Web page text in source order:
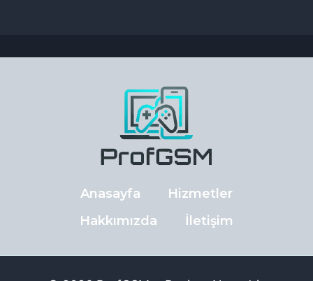
Anasayfa
Hizmetler
Hakkımızda
İletişim